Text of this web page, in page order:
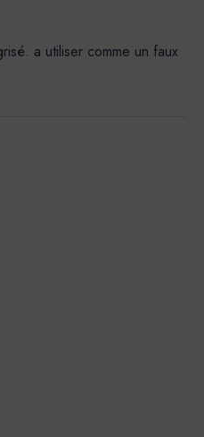
a utiliser comme un faux